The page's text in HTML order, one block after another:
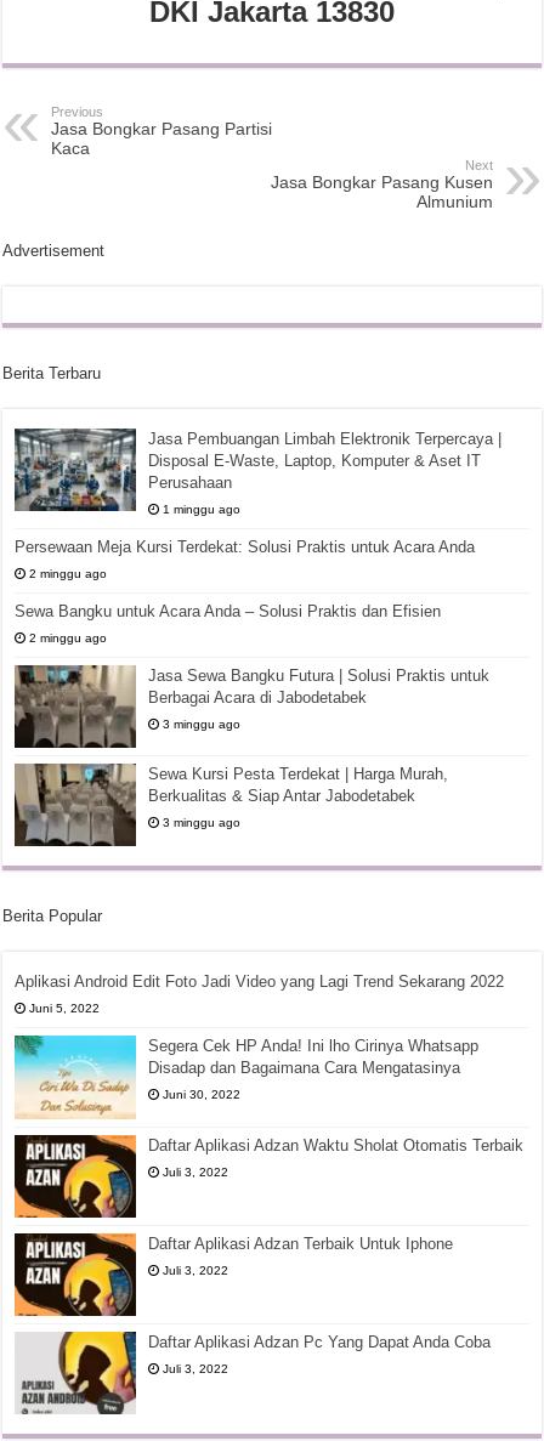
DKI Jakarta 13830
Previous
Jasa Bongkar Pasang Partisi
Kaca
Next
Jasa Bongkar Pasang Kusen
Almunium
Advertisement
Berita Terbaru
Jasa Pembuangan Limbah Elektronik Terpercaya |
Disposal E-Waste, Laptop, Komputer & Aset IT
Perusahaan
1 minggu ago
Persewaan Meja Kursi Terdekat: Solusi Praktis untuk Acara Anda
2 minggu ago
Sewa Bangku untuk Acara Anda – Solusi Praktis dan Efisien
2 minggu ago
Jasa Sewa Bangku Futura | Solusi Praktis untuk
Berbagai Acara di Jabodetabek
3 minggu ago
Sewa Kursi Pesta Terdekat | Harga Murah,
Berkualitas & Siap Antar Jabodetabek
3 minggu ago
Berita Popular
Aplikasi Android Edit Foto Jadi Video yang Lagi Trend Sekarang 2022
Juni 5, 2022
Segera Cek HP Anda! Ini lho Cirinya Whatsapp
Disadap dan Bagaimana Cara Mengatasinya
Juni 30, 2022
Daftar Aplikasi Adzan Waktu Sholat Otomatis Terbaik
Juli 3, 2022
Daftar Aplikasi Adzan Terbaik Untuk Iphone
Juli 3, 2022
Daftar Aplikasi Adzan Pc Yang Dapat Anda Coba
Juli 3, 2022